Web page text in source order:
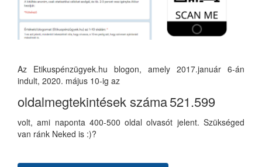
Az Etikuspénzügyek.hu blogon, amely 2017.január 6-án
indult, 2020. május 10-ig az
oldalmegtekintések száma521.599
volt, ami naponta 400-500 oldal olvasót jelent. Szükséged
van ránk Neked is :)?